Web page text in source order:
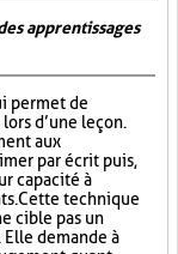
apprentissages
permet de
d’une leçon.
aux
par écrit puis,
capacité à
Cette technique
cible pas un
demande à